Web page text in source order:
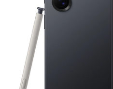
Гарантия
Оплата